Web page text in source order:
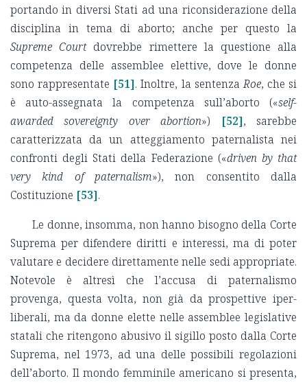
portando in diversi Stati ad una riconsiderazione della
disciplina in tema di aborto; anche per questo la
Supreme Courtdovrebbe rimettere la questione alla
competenza delle assemblee elettive, dove le donne
sono rappresentate [51]. Inoltre, la sentenzaRoe, che si
è auto-assegnata la competenza sull’aborto («self-
awarded sovereignty over abortion») [52], sarebbe
caratterizzata da un atteggiamento paternalista nei
confronti degli Stati della Federazione («driven by that
very kind of paternalism»), non consentito dalla
Costituzione [53].
Le donne, insomma, non hanno bisogno della Corte
Suprema per difendere diritti e interessi, ma di poter
valutare e decidere direttamente nelle sedi appropriate.
Notevole è altresì che l’accusa di paternalismo
provenga, questa volta, non già da prospettive iper-
liberali, ma da donne elette nelle assemblee legislative
statali che ritengono abusivo il sigillo posto dalla Corte
Suprema, nel 1973, ad una delle possibili regolazioni
dell’aborto. Il mondo femminile americano si presenta,